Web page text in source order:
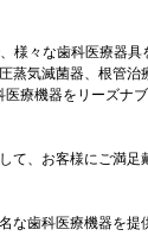
、様々な歯科医療器
蒸気滅菌器、根管
療機器をリーズナ
て、お客様にご満足
な歯科医療機器を提